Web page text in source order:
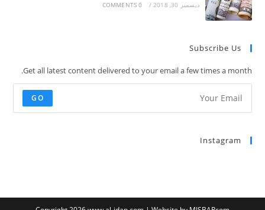
ديسمبر 30, 2018 /
0 COMMENTS
Subscribe Us
Get all latest content delivered to your email a few times a month.
GO
Instagram